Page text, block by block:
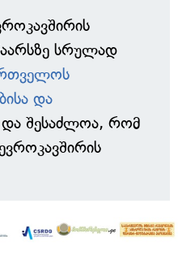
სრულად
და
და შესაძლოა, რომ